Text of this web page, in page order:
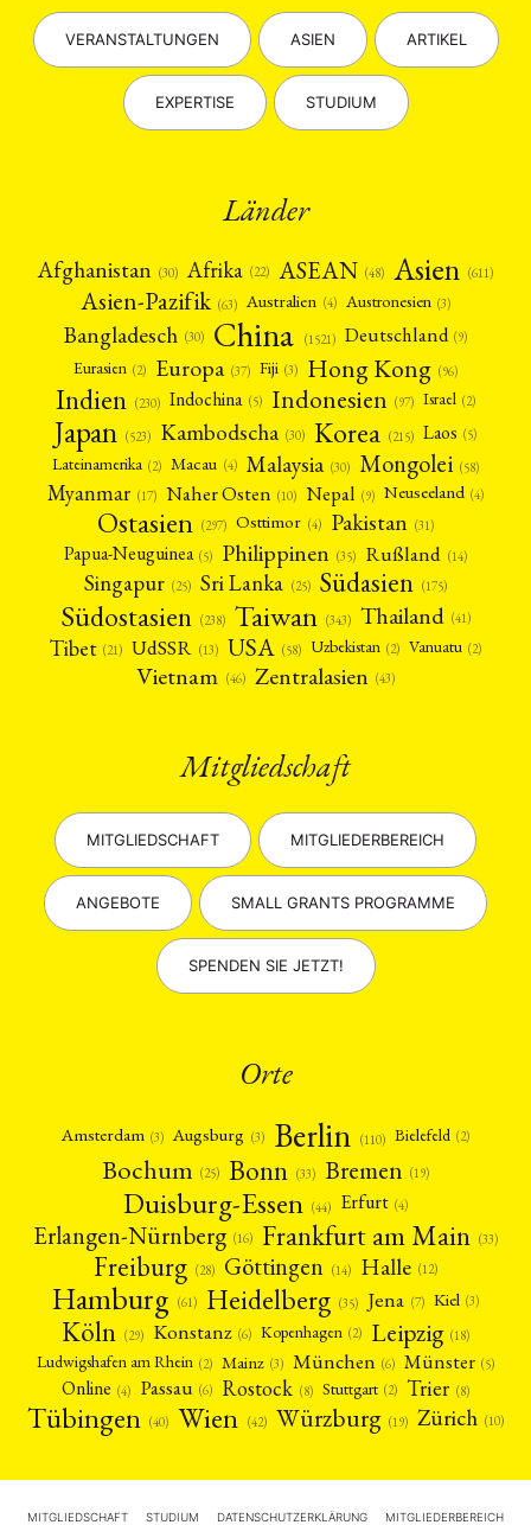
VERANSTALTUNGEN ASIEN ARTIKEL
EXPERTISE STUDIUM
Länder
Afghanistan (30) Afrika (22) ASEAN (48) Asien (611)
Asien-Pazifik (63) Australien (4) Austronesien (3)
Bangladesch (30) China (1521) Deutschland (9)
Eurasien (2) Europa (37) Fiji (3) Hong Kong (96)
Indien (230) Indochina (5) Indonesien (97) Israel (2)
Japan (523) Kambodscha (30) Korea (215) Laos (5)
Lateinamerika (2) Macau (4) Malaysia (30) Mongolei (58)
Myanmar (17) Naher Osten (10) Nepal (9) Neuseeland (4)
Ostasien (297) Osttimor (4) Pakistan (31)
Papua-Neuguinea (5) Philippinen (35) Rußland (14)
Singapur (25) Sri Lanka (25) Südasien (175)
Südostasien (238) Taiwan (343) Thailand (41)
Tibet (21) UdSSR (13) USA (58) Uzbekistan (2) Vanuatu (2)
Vietnam (46) Zentralasien (43)
Mitgliedschaft
MITGLIEDSCHAFT MITGLIEDERBEREICH
ANGEBOTE SMALL GRANTS PROGRAMME
SPENDEN SIE JETZT!
Orte
Amsterdam (3) Augsburg (3) Berlin (110) Bielefeld (2)
Bochum (25) Bonn (33) Bremen (19)
Duisburg-Essen (44) Erfurt (4)
Erlangen-Nürnberg (16) Frankfurt am Main (33)
Freiburg (28) Göttingen (14) Halle (12)
Hamburg (61) Heidelberg (35) Jena (7) Kiel (3)
Köln (29) Konstanz (6) Kopenhagen (2) Leipzig (18)
Ludwigshafen am Rhein (2) Mainz (3) München (6) Münster (5)
Online (4) Passau (6) Rostock (8) Stuttgart (2) Trier (8)
Tübingen (40) Wien (42) Würzburg (19) Zürich (10)
MITGLIEDSCHAFT STUDIUM DATENSCHUTZERKLÄRUNG MITGLIEDERBEREICH